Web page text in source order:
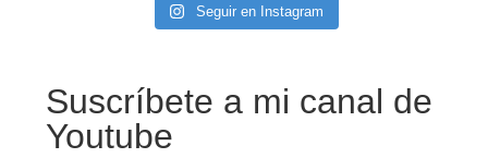
Seguir en Instagram
Suscríbete a mi canal de
Youtube